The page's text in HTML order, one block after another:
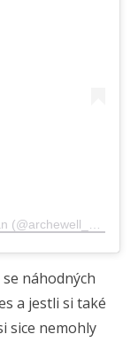
Příspěvek sdílený Prince Harry & Meghan (@archewell_hm)
náhodných
a jestli si také
sice nemohly